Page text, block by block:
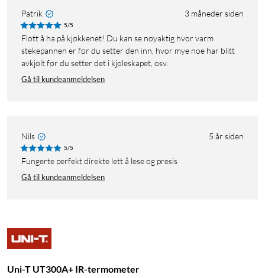
Patrik 3 måneder siden
5/5
Flott å ha på kjøkkenet! Du kan se nøyaktig hvor varm
stekepannen er før du setter den inn, hvor mye noe har blitt
avkjølt før du setter det i kjøleskapet, osv.
Gå til kundeanmeldelsen
Nils 5 år siden
5/5
fungerte perfekt direkte lett å lese og presis
Gå til kundeanmeldelsen
Uni-T UT300A+ IR-termometer